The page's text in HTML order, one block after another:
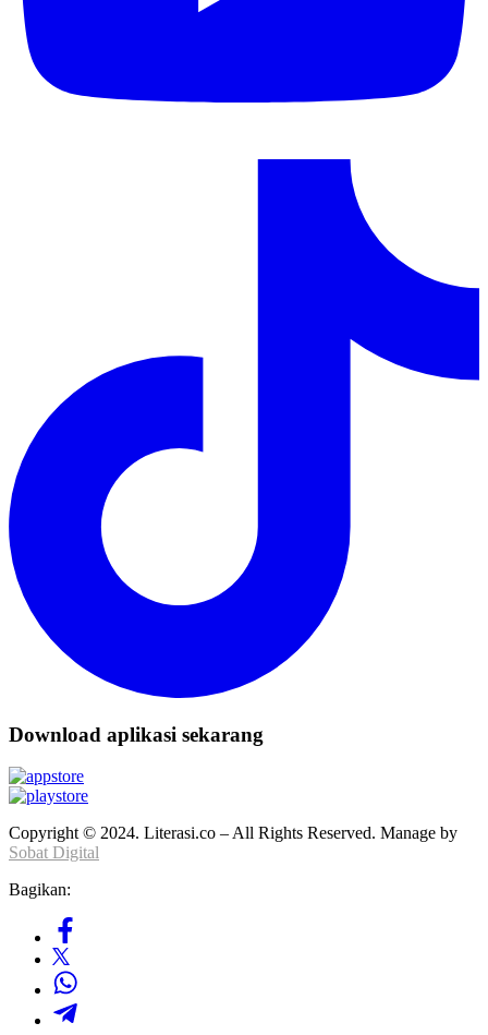
Download aplikasi sekarang
Copyright © 2024. Literasi.co – All Rights Reserved. Manage by
Sobat Digital
Bagikan: